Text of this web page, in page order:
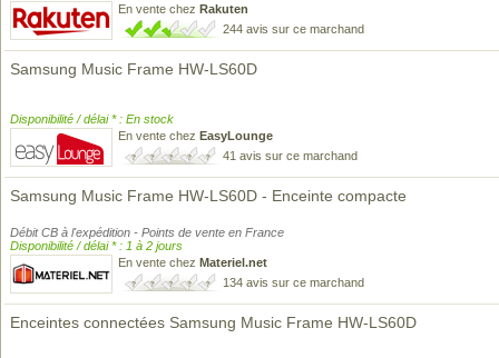
En vente chez Rakuten
244 avis sur ce marchand
Samsung Music Frame HW-LS60D
Disponibilité / délai * : En stock
En vente chez EasyLounge
41 avis sur ce marchand
Samsung Music Frame HW-LS60D - Enceinte compacte
Débit CB à l'expédition - Points de vente en France
Disponibilité / délai * : 1 à 2 jours
En vente chez Materiel.net
134 avis sur ce marchand
Enceintes connectées Samsung Music Frame HW-LS60D